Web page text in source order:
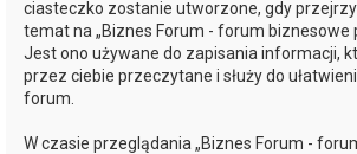
ciasteczko zostanie utworzone, gdy
temat na „Biznes Forum - forum biznesowe
Jest ono używane do zapisania informacji,
przez ciebie przeczytane i służy do
forum.
W czasie przeglądania „Biznes Forum -